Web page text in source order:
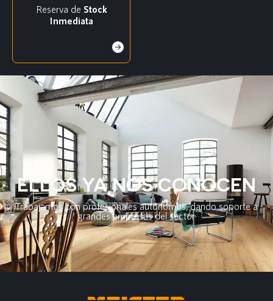
Reserva de Stock
Inmediata
ELLOS YA NOS CONOCEN
Trabajamos con profesionales autónomos, dando soporte a
grandes empresas del sector